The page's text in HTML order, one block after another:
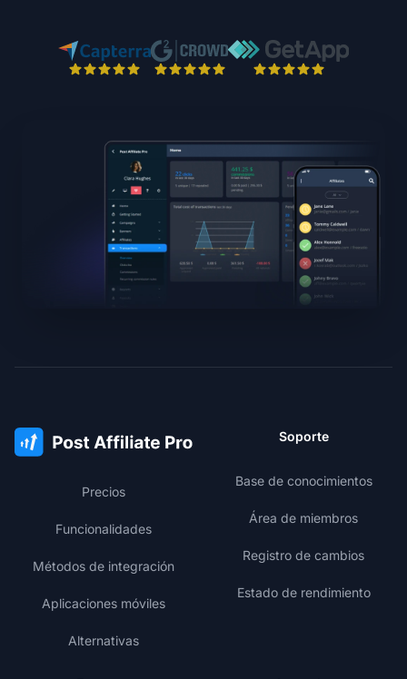
Precios
Funcionalidades
Métodos de integración
Aplicaciones móviles
Alternativas
Soporte
Base de conocimientos
Área de miembros
Registro de cambios
Estado de rendimiento